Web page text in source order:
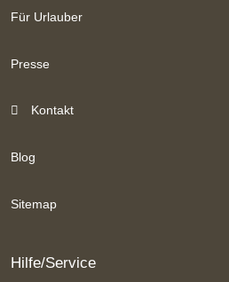
Für Urlauber
Presse
Kontakt
Blog
Sitemap
Hilfe/Service